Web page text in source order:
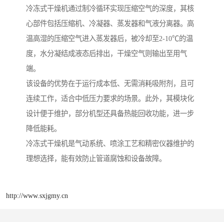
冷冻式干燥机通过制冷循环实现压缩空气的深度，其核
心部件包括压缩机、冷凝器、蒸发器和气液分离器。高
温高湿的压缩空气进入蒸发器后，被冷却至2-10℃的温
度，水分凝结成液态后排出，干燥空气则输出至用气
端。
该设备的优势在于运行成本低、无需消耗吸附剂，且可
连续工作，适合中低压力要求的场景。此外，其模块化
设计便于维护，部分机型还具备热能回收功能，进一步
降低能耗。
冷冻式干燥机是气动系统、喷涂工艺和精密仪器维护的
理想选择，能有效防止管道腐蚀和设备故障。
http://www.sxjgmy.cn